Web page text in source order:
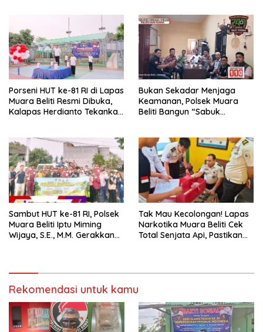
Porseni HUT ke-81 RI di Lapas
Muara Beliti Resmi Dibuka,
Kalapas Herdianto Tekankan
Bukan Sekadar Menjaga
Keamanan, Polsek Muara
Beliti Bangun “Sabuk
Sambut HUT ke-81 RI, Polsek
Muara Beliti Iptu Miming
Wijaya, S.E., M.M. Gerakkan
Tak Mau Kecolongan! Lapas
Narkotika Muara Beliti Cek
Total Senjata Api, Pastikan
Rekomendasi untuk kamu